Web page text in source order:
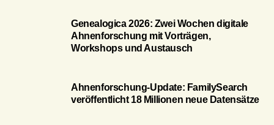
Genealogica 2026: Zwei Wochen digitale
Ahnenforschung mit Vorträgen,
Workshops und Austausch
Ahnenforschung-Update: FamilySearch
veröffentlicht 18 Millionen neue Datensätze